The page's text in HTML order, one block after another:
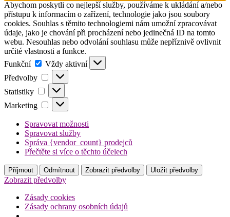
Abychom poskytli co nejlepší služby, používáme k ukládání a/nebo
přístupu k informacím o zařízení, technologie jako jsou soubory
cookies. Souhlas s těmito technologiemi nám umožní zpracovávat
údaje, jako je chování při procházení nebo jedinečná ID na tomto
webu. Nesouhlas nebo odvolání souhlasu může nepříznivě ovlivnit
určité vlastnosti a funkce.
Funkční
Funkční
Vždy aktivní
Předvolby
Předvolby
Statistiky Statistiky
Marketing Marketing
Spravovat možnosti
Spravovat služby
Správa {vendor_count} prodejců
Přečtěte si více o těchto účelech
Příjmout Odmítnout Zobrazit předvolby Uložit předvolby
Zobrazit předvolby
Zásady cookies
Zásady ochrany osobních údajů